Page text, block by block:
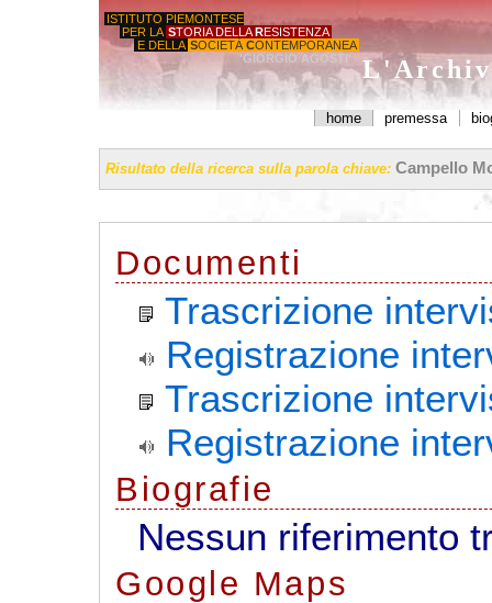
ISTITUTO PIEMONTESE
PER LA STORIA DELLA RESISTENZA
E DELLA SOCIETÀ CONTEMPORANEA
'GIORGIO AGOSTI'
home premessa
Risultato della ricerca sulla parola chiave: Campello
Documenti
Trascrizione
Registrazione
Trascrizione
Registrazione
Biografie
Nessun riferimento
Goog e Maps